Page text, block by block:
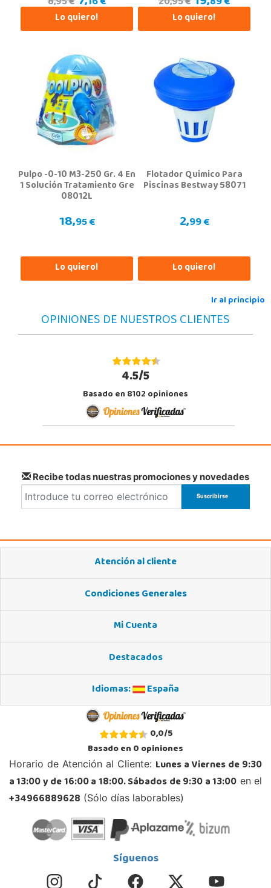
POCAS UNIDADES
Lo quiero! Lo quiero!
Pulpo -0-10 M3-250 Gr. 4 En
1 Solución Tratamiento Gre
08012L
18,95 €
Lo quiero!
Flotador Quimico Para
Piscinas Bestway 58071
2,99 €
Lo quiero!
Ir al principio
OPINIONES DE NUESTROS CLIENTES
4.5/5
Basado en 8102 opiniones
Recibe todas nuestras promociones y novedades
Atención al cliente
Condiciones Generales
Mi Cuenta
Destacados
Idiomas:
España
0,0/5
Basado en0opiniones
Horario de Atención al Cliente: Lunes a Viernes de 9:30
a 13:00 y de 16:00 a 18:00. Sábados de 9:30 a 13:00 en el
+34966889628 (Sólo días laborables)
Síguenos